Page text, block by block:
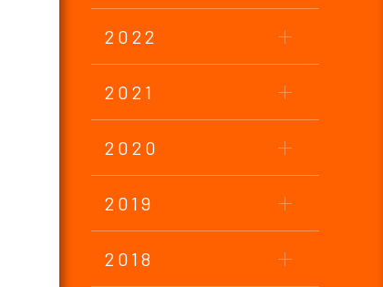
2022
2021
2020
2019
2018